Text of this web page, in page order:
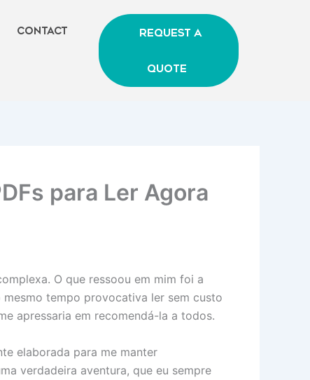
Contact Request A
Quote
para Ler Agora
O que ressoou em mim foi a
tempo provocativa ler sem custo
apressaria em recomendá-la a todos.
elaborada para me manter
verdadeira aventura, que eu sempre